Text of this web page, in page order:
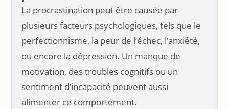
La procrastination peut être causée par
plusieurs facteurs psychologiques, tels que le
perfectionnisme, la peur de l’échec, l’anxiété,
ou encore la dépression. Un manque de
motivation, des troubles cognitifs ou un
sentiment d’incapacité peuvent aussi
alimenter ce comportement.